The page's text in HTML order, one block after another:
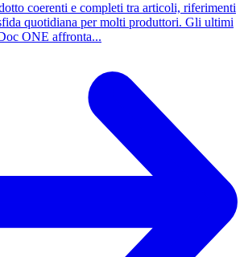
coerenti e completi tra articoli, riferimenti
quotidiana per molti produttori. Gli ultimi
ONE affronta...